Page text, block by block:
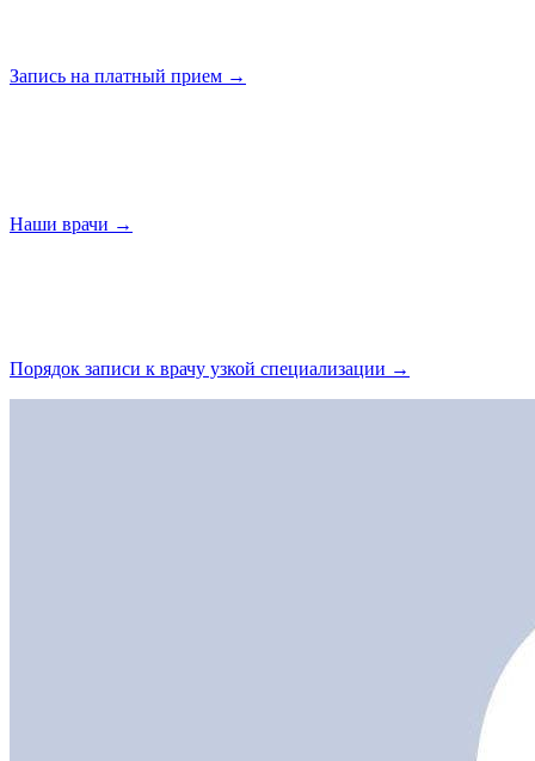
Запись на платный прием →
Наши врачи →
Порядок записи к врачу узкой специализации →